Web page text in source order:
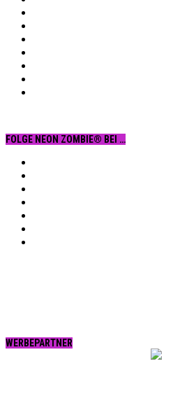
FOLGE NEON ZOMBIE® BEI …
WERBEPARTNER